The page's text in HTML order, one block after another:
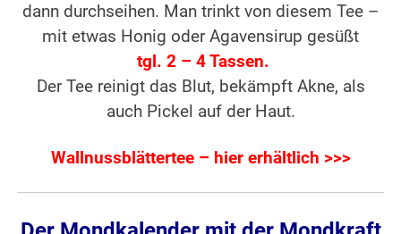
dann durchseihen. Man trinkt von diesem Tee –
mit etwas Honig oder Agavensirup gesüßt
tgl. 2 – 4 Tassen.
Der Tee reinigt das Blut, bekämpft Akne, als
auch Pickel auf der Haut.
Wallnussblättertee – hier erhältlich >>>